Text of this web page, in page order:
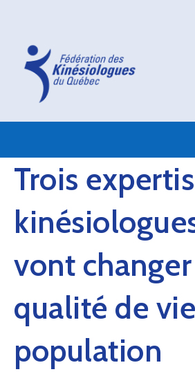
Trois
vont
qualité de
population